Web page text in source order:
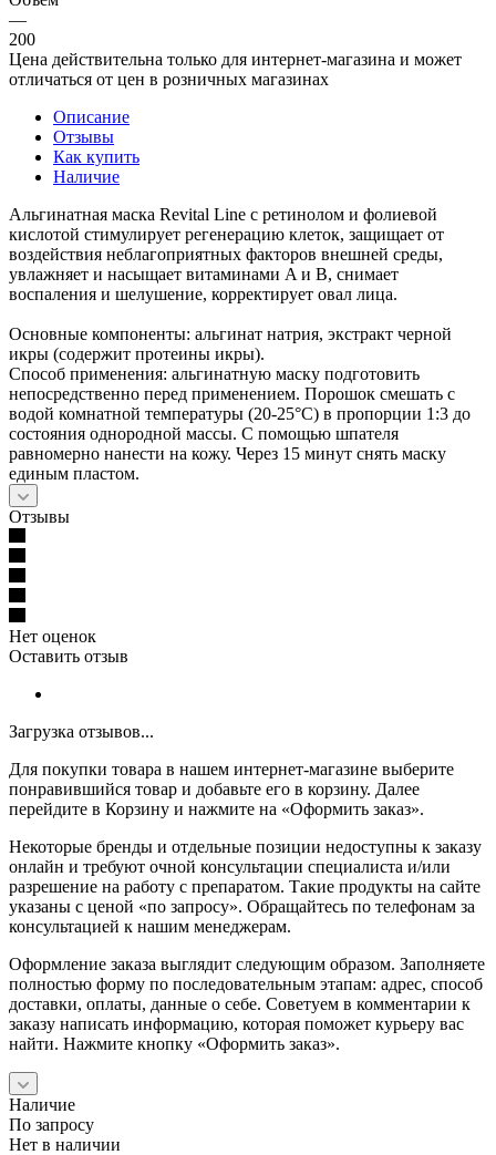
—
200
Цена действительна только для интернет-магазина и может
отличаться от цен в розничных магазинах
Описание
Отзывы
Как купить
Наличие
Альгинатная маска Revital Line с ретинолом и фолиевой
кислотой стимулирует регенерацию клеток, защищает от
воздействия неблагоприятных факторов внешней среды,
увлажняет и насыщает витаминами A и B, снимает
воспаления и шелушение, корректирует овал лица.
Основные компоненты: альгинат натрия, экстракт черной
икры (содержит протеины икры).
Способ применения: альгинатную маску подготовить
непосредственно перед применением. Порошок смешать с
водой комнатной температуры (20-25°С) в пропорции 1:3 до
состояния однородной массы. С помощью шпателя
равномерно нанести на кожу. Через 15 минут снять маску
единым пластом.
Отзывы
Нет оценок
Оставить отзыв
Загрузка отзывов...
Для покупки товара в нашем интернет-магазине выберите
понравившийся товар и добавьте его в корзину. Далее
перейдите в Корзину и нажмите на «Оформить заказ».
Некоторые бренды и отдельные позиции недоступны к заказу
онлайн и требуют очной консультации специалиста и/или
разрешение на работу с препаратом. Такие продукты на сайте
указаны с ценой «по запросу». Обращайтесь по телефонам за
консультацией к нашим менеджерам.
Оформление заказа выглядит следующим образом. Заполняете
полностью форму по последовательным этапам: адрес, способ
доставки, оплаты, данные о себе. Советуем в комментарии к
заказу написать информацию, которая поможет курьеру вас
найти. Нажмите кнопку «Оформить заказ».
Наличие
По запросу
Нет в наличии